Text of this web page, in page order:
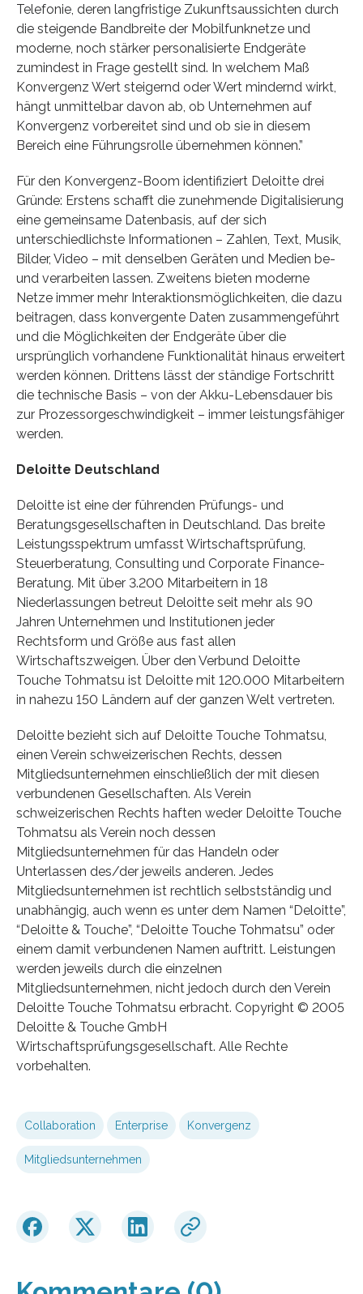
Telefonie, deren langfristige Zukunftsaussichten durch
die steigende Bandbreite der Mobilfunknetze und
moderne, noch stärker personalisierte Endgeräte
zumindest in Frage gestellt sind. In welchem Maß
Konvergenz Wert steigernd oder Wert mindernd wirkt,
hängt unmittelbar davon ab, ob Unternehmen auf
Konvergenz vorbereitet sind und ob sie in diesem
Bereich eine Führungsrolle übernehmen können.”
Für den Konvergenz-Boom identifiziert Deloitte drei
Gründe: Erstens schafft die zunehmende Digitalisierung
eine gemeinsame Datenbasis, auf der sich
unterschiedlichste Informationen – Zahlen, Text, Musik,
Bilder, Video – mit denselben Geräten und Medien be-
und verarbeiten lassen. Zweitens bieten moderne
Netze immer mehr Interaktionsmöglichkeiten, die dazu
beitragen, dass konvergente Daten zusammengeführt
und die Möglichkeiten der Endgeräte über die
ursprünglich vorhandene Funktionalität hinaus erweitert
werden können. Drittens lässt der ständige Fortschritt
die technische Basis – von der Akku-Lebensdauer bis
zur Prozessorgeschwindigkeit – immer leistungsfähiger
werden.
Deloitte Deutschland
Deloitte ist eine der führenden Prüfungs- und
Beratungsgesellschaften in Deutschland. Das breite
Leistungsspektrum umfasst Wirtschaftsprüfung,
Steuerberatung, Consulting und Corporate Finance-
Beratung. Mit über 3.200 Mitarbeitern in 18
Niederlassungen betreut Deloitte seit mehr als 90
Jahren Unternehmen und Institutionen jeder
Rechtsform und Größe aus fast allen
Wirtschaftszweigen. Über den Verbund Deloitte
Touche Tohmatsu ist Deloitte mit 120.000 Mitarbeitern
in nahezu 150 Ländern auf der ganzen Welt vertreten.
Deloitte bezieht sich auf Deloitte Touche Tohmatsu,
einen Verein schweizerischen Rechts, dessen
Mitgliedsunternehmen einschließlich der mit diesen
verbundenen Gesellschaften. Als Verein
schweizerischen Rechts haften weder Deloitte Touche
Tohmatsu als Verein noch dessen
Mitgliedsunternehmen für das Handeln oder
Unterlassen des/der jeweils anderen. Jedes
Mitgliedsunternehmen ist rechtlich selbstständig und
unabhängig, auch wenn es unter dem Namen “Deloitte”,
“Deloitte & Touche”, “Deloitte Touche Tohmatsu” oder
einem damit verbundenen Namen auftritt. Leistungen
werden jeweils durch die einzelnen
Mitgliedsunternehmen, nicht jedoch durch den Verein
Deloitte Touche Tohmatsu erbracht. Copyright © 2005
Deloitte & Touche GmbH
Wirtschaftsprüfungsgesellschaft. Alle Rechte
vorbehalten.
Collaboration Enterprise Konvergenz
Mitgliedsunternehmen